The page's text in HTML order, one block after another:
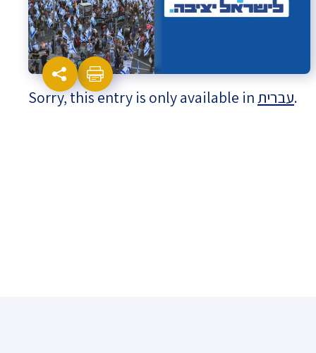
Israel-China Relations
Sorry, this entry is only available inעברית.